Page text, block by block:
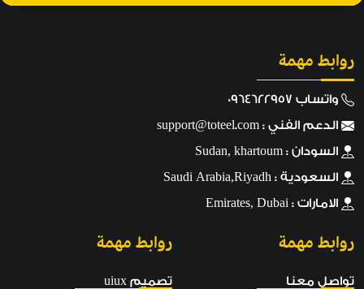
روابط مهمة
واتساب 0964622957
الدعم الفني : support@toteel.com
السودان : Sudan, khartoum
السعودية : Saudi Arabia,Riyadh
الامارات : Emirates, Dubai
روابط مهمة
تواصل معنا
روابط مهمة
تصميم uiux